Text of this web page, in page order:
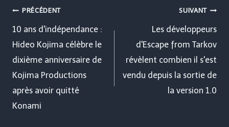
Navigation
de
l’article
PRÉCÉDENT
10 ans d'indépendance :
Hideo Kojima célèbre le
dixième anniversaire de
Kojima Productions
après avoir quitté
Konami
SUIVANT
Les développeurs
d'Escape from Tarkov
révèlent combien il s'est
vendu depuis la sortie de
la version 1.0